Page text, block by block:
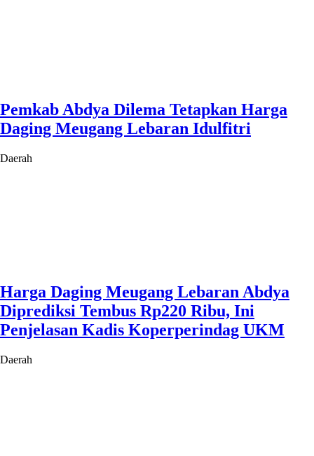
Pemkab Abdya Dilema Tetapkan Harga
Daging Meugang Lebaran Idulfitri
Daerah
Harga Daging Meugang Lebaran Abdya
Diprediksi Tembus Rp220 Ribu, Ini
Penjelasan Kadis Koperperindag UKM
Daerah